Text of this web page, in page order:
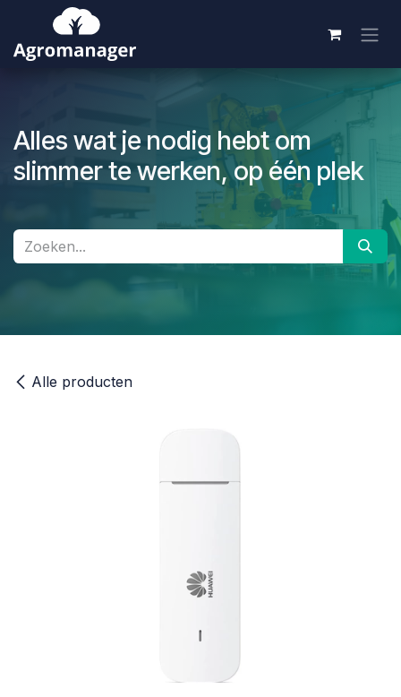
Overslaan naar inhoud
Alles wat je nodig hebt om
slimmer te werken, op één plek
Alle producten